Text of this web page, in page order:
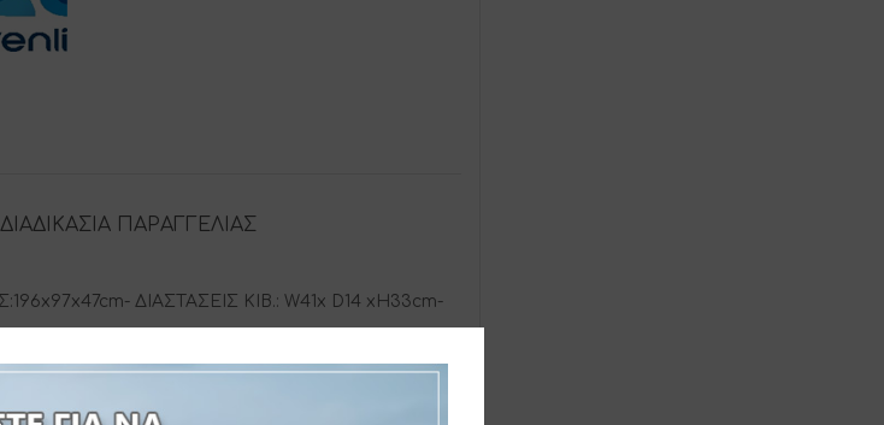
ΔΙΑΔΙΚΑΣΙΑ ΠΑΡΑΓΓΕΛΙΑΣ
ΔΙΑΣΤΑΣΕΙΣ ΚΙΒ.: W41x D14 xH33cm-